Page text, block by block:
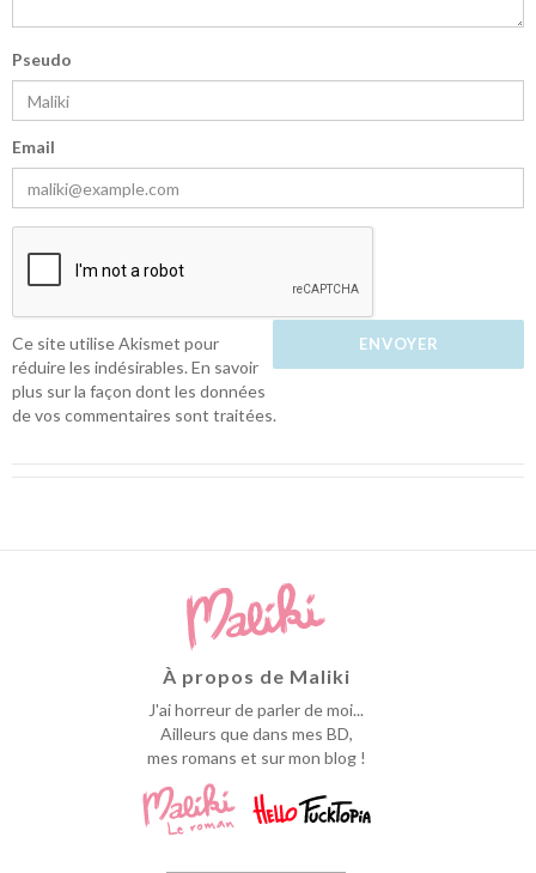
Pseudo
Email
Ce site utilise Akismet pour
réduire les indésirables.En savoir
plus sur la façon dont les données
de vos commentaires sont traitées.
À propos de Maliki
J'ai horreur de parler de moi...
Ailleurs que dans mes BD,
mes romans et sur mon blog !